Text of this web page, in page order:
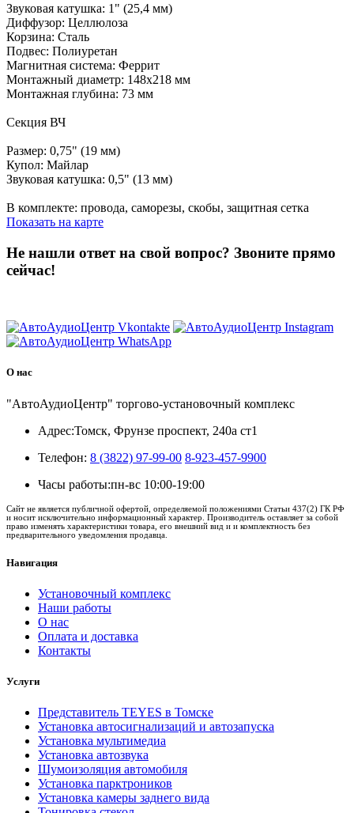
Звуковая катушка: 1" (25,4 мм)
Диффузор: Целлюлоза
Корзина: Сталь
Подвес: Полиуретан
Магнитная система: Феррит
Монтажный диаметр: 148х218 мм
Монтажная глубина: 73 мм
Секция ВЧ
Размер: 0,75" (19 мм)
Купол: Майлар
Звуковая катушка: 0,5" (13 мм)
В комплекте: провода, саморезы, скобы, защитная сетка
Показать на карте
Не нашли ответ на свой вопрос? Звоните прямо
сейчас!
О нас
"АвтоАудиоЦентр" торгово-установочный комплекс
Адрес:Томск, Фрунзе проспект, 240а ст1
Телефон: 8 (3822) 97-99-00 8-923-457-9900
Часы работы:пн-вс 10:00-19:00
Сайт не является публичной офертой, определяемой положениями Статьи 437(2) ГК РФ
и носит исключительно информационный характер. Производитель оставляет за собой
право изменять характеристики товара, его внешний вид и и комплектность без
предварительного уведомления продавца.
Навигация
Установочный комплекс
Наши работы
О нас
Оплата и доставка
Контакты
Услуги
Представитель TEYES в Томске
Установка автосигнализаций и автозапуска
Установка мультимедиа
Установка автозвука
Шумоизоляция автомобиля
Установка парктроников
Установка камеры заднего вида